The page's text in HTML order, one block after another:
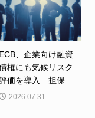
ECB、企業向け融資
権にも気候リスク
価を導入 担保...
2026.07.31